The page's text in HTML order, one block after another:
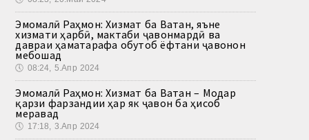
Эмомалӣ Раҳмон: Хизмат ба Ватан, яъне
хизмати ҳарбӣ, мактаби ҷавонмардӣ ва
давраи ҳаматарафа обутоб ёфтани ҷавонон
мебошад
🕔 08:24, 5.Апр 2024
Эмомалӣ Раҳмон: Хизмат ба Ватан – Модар
қарзи фарзандии ҳар як ҷавон ба ҳисоб
меравад
🕔 17:18, 3.Апр 2024